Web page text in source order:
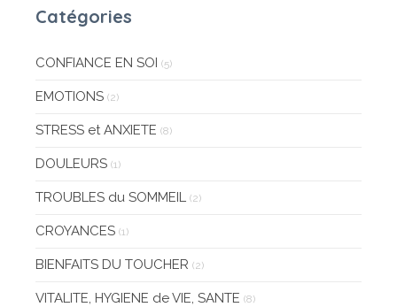
Catégories
CONFIANCE EN SOI (5)
EMOTIONS (2)
STRESS et ANXIETE (8)
DOULEURS (1)
TROUBLES du SOMMEIL (2)
CROYANCES (1)
BIENFAITS DU TOUCHER (2)
VITALITE, HYGIENE de VIE, SANTE (8)